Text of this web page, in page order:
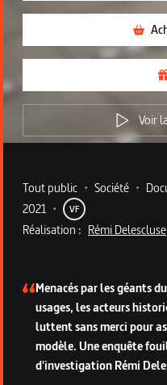
Voir
Metadata du
Tout public • Société •
2021 • VF
Réalisation : Rémi Delescluse
Menacés par les géants
usages, les acteurs
luttent sans merci pour
modèle. Une enquête
d'investigation Rémi